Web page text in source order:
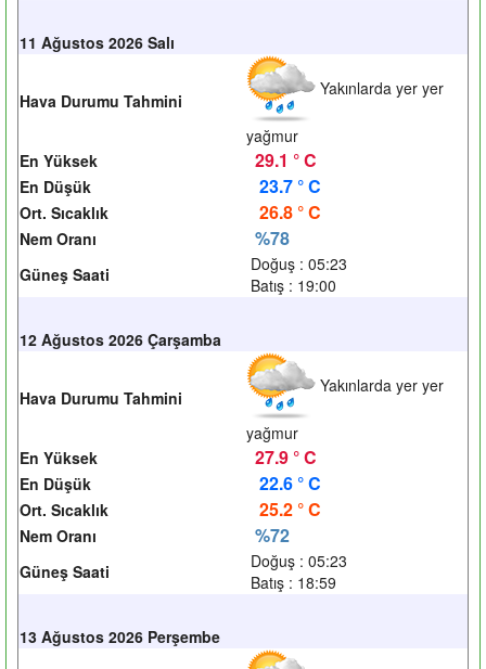
11 Ağustos 2026 Salı
Hava Durumu Tahmini
Yakınlarda yer yer
yağmur
En Yüksek
29.1 ° C
En Düşük 23.7 ° C
Ort. Sıcaklık 26.8 ° C
Nem Oranı %78
Güneş Saati
Doğuş : 05:23
Batış : 19:00
12 Ağustos 2026 Çarşamba
Hava Durumu Tahmini
Yakınlarda yer yer
yağmur
En Yüksek
27.9 ° C
En Düşük 22.6 ° C
Ort. Sıcaklık 25.2 ° C
Nem Oranı %72
Güneş Saati
Doğuş : 05:23
Batış : 18:59
13 Ağustos 2026 Perşembe